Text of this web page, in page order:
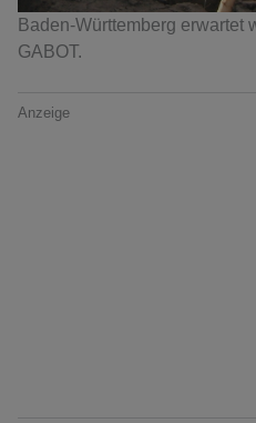
Baden-Württemberg erwartet
GABOT.
Anzeige